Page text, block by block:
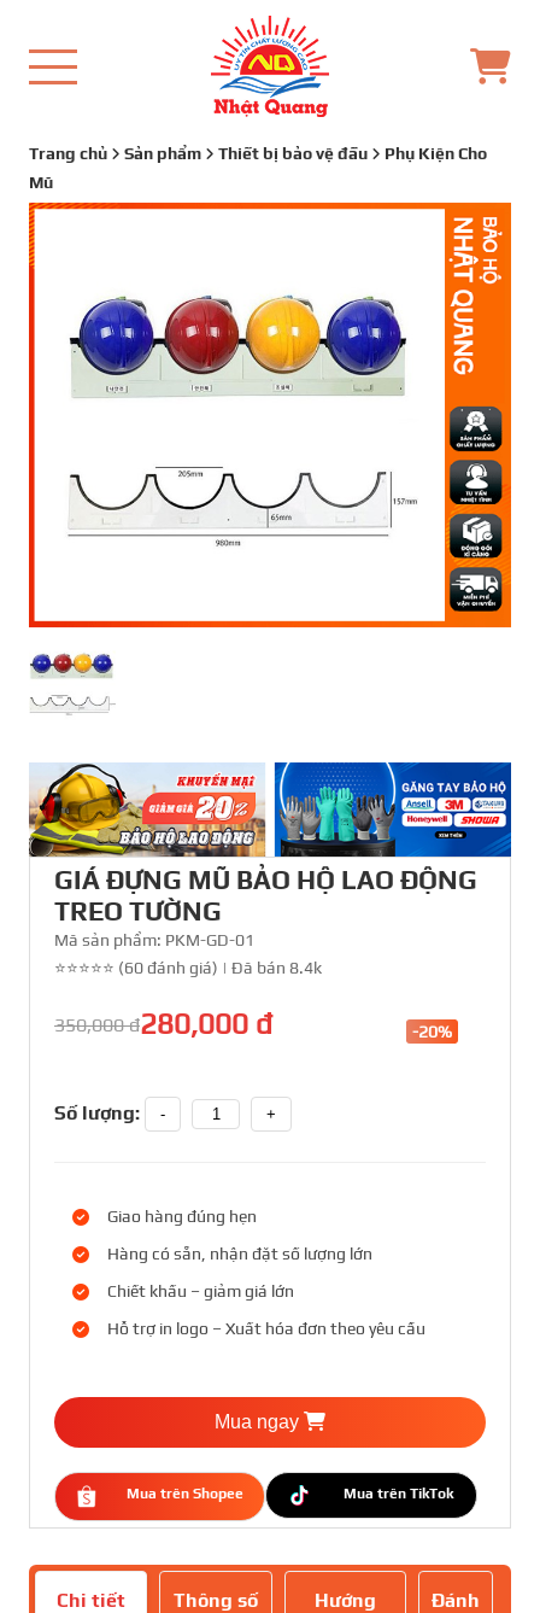
Trang chủ Sản phẩm Thiết bị bảo vệ đầu
Phụ Kiện Cho
Mũ
GIÁ ĐỰNG MŨ BẢO HỘ LAO ĐỘNG
TREO TƯỜNG
Mã sản phẩm: PKM-GD-01
⭐⭐⭐⭐⭐ (60 đánh giá) | Đã bán 8.4k
350,000 đ280,000 đ -20%
Số lượng: - +
Giao hàng đúng hẹn
Hàng có sẵn, nhận đặt số lượng lớn
Chiết khấu – giảm giá lớn
Hỗ trợ in logo – Xuất hóa đơn theo yêu cầu
Mua ngay
Mua trên Shopee Mua trên TikTok
Chi tiết
Thông số
Hướng
Đánh